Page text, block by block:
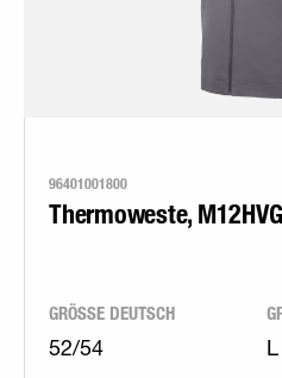
96401001800
Thermoweste,
GRÖSSE DEUTSCH
52/54 L